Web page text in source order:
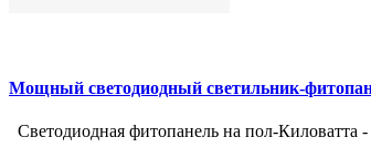
Мощный светодиодный светильник-
Светодиодная фитопанель на пол-